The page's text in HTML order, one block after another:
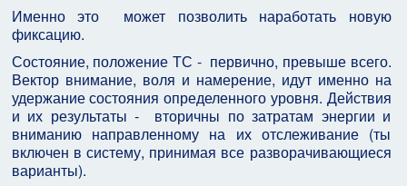
Именно это может позволить наработать новую
фиксацию.
Состояние, положение ТС - первично, превыше всего.
Вектор внимание, воля и намерение, идут именно на
удержание состояния определенного уровня. Действия
и их результаты - вторичны по затратам энергии и
вниманию направленному на их отслеживание (ты
включен в систему, принимая все разворачивающиеся
варианты).